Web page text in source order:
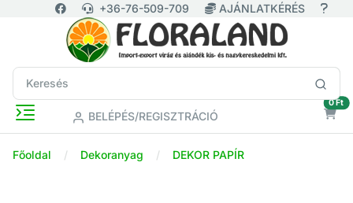
+36-76-509-709 AJÁNLATKÉRÉS
BELÉPÉS/REGISZTRÁCIÓ
0 Ft
Főoldal Dekoranyag DEKOR PAPÍR